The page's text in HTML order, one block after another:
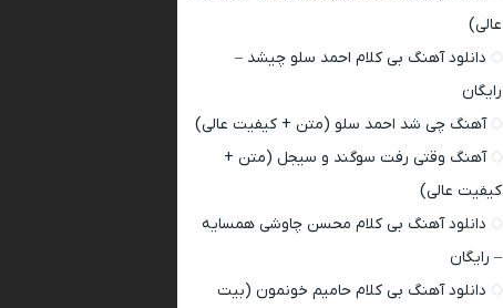
عالی)
دانلود آهنگ بی کلام احمد سلو چیشد –
رایگان
آهنگ چی شد احمد سلو (متن + کیفیت عالی)
آهنگ وقتی رفت سوگند و سیجل (متن +
کیفیت عالی)
دانلود آهنگ بی کلام محسن چاوشی همسایه
– رایگان
دانلود آهنگ بی کلام حامیم خونمون (بیت